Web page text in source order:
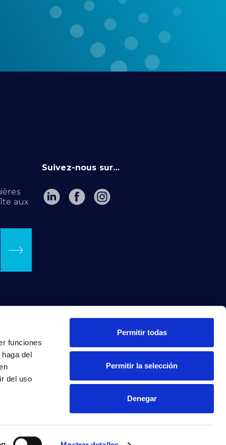
funciones
del
del uso
Permitir todas
Permitir la selección
Denegar
aux
Suivez-nous sur…